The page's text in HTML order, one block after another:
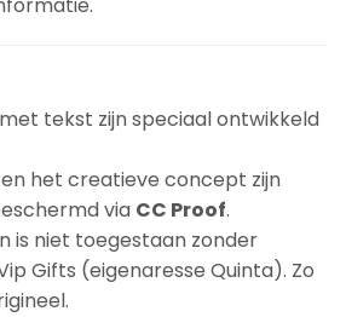
tekst zijn speciaal ontwikkeld
het creatieve concept zijn
via CC Proof.
is niet toegestaan zonder
Gifts (eigenaresse Quinta). Zo